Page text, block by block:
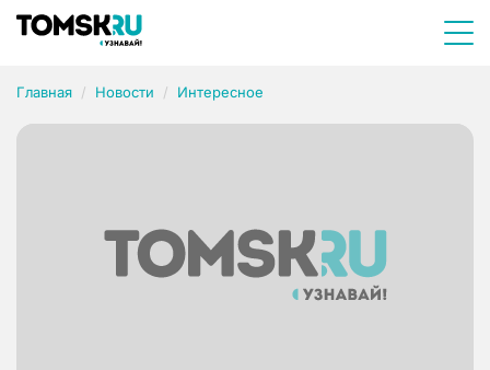
Главная Новости Интересное